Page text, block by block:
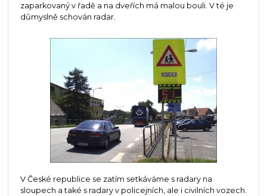
zaparkovaný v řadě a na dveřích má malou bouli. V té je
důmyslně schován radar.
V České republice se zatím setkáváme s radary na
sloupech a také s radary v policejních, ale i civilních vozech.